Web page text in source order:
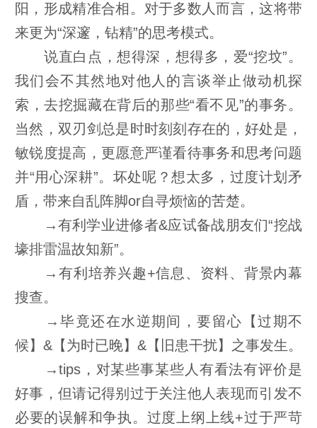
阳，形成精准合相。对于多数人而言，这将带
来更为“深邃，钻精”的思考模式。
说直白点，想得深，想得多，爱“挖坟”。
我们会不其然地对他人的言谈举止做动机探
索，去挖掘藏在背后的那些“看不见”的事务。
当然，双刃剑总是时时刻刻存在的，好处是，
敏锐度提高，更愿意严谨看待事务和思考问题
并“用心深耕”。坏处呢？想太多，过度计划矛
盾，带来自乱阵脚or自寻烦恼的苦楚。
→有利学业进修者&应试备战朋友们“挖战
壕排雷温故知新”。
→有利培养兴趣+信息、资料、背景内幕
搜查。
→毕竟还在水逆期间，要留心【过期不
候】&【为时已晚】&【旧患干扰】之事发生。
→tips，对某些事某些人有看法有评价是
好事，但请记得别过于关注他人表现而引发不
必要的误解和争执。过度上纲上线+过于严苛